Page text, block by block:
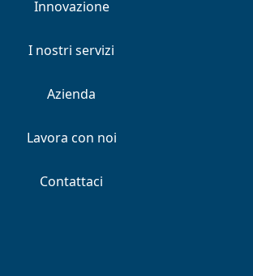
Innovazione
I nostri servizi
Azienda
Lavora con noi
Contattaci